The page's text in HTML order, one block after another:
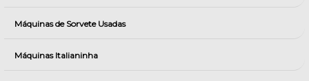
Máquinas de Sorvete Usadas
Máquinas Italianinha